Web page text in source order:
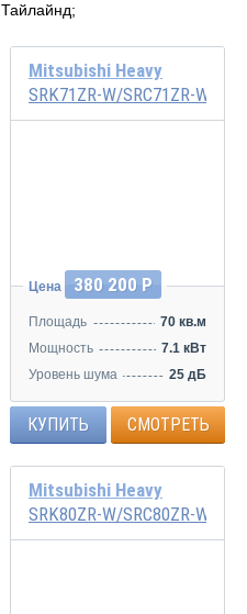
Тайлайнд;
Mitsubishi Heavy
SRK71ZR-W/SRC71ZR-W
Цена 380 200 Р
Площадь
70 кв.м
Мощность
7.1 кВт
Уровень шума
25 дБ
КУПИТЬ СМОТРЕТЬ
Mitsubishi Heavy
SRK80ZR-W/SRC80ZR-W